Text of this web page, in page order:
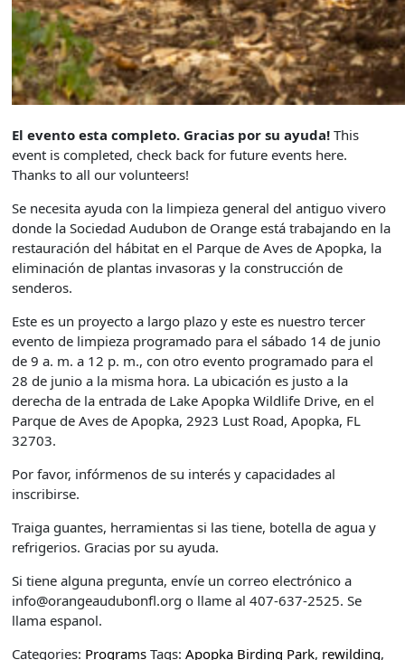
El evento esta completo. Gracias por su ayuda! This
event is completed, check back for future events here.
Thanks to all our volunteers!
Se necesita ayuda con la limpieza general del antiguo vivero
donde la Sociedad Audubon de Orange está trabajando en la
restauración del hábitat en el Parque de Aves de Apopka, la
eliminación de plantas invasoras y la construcción de
senderos.
Este es un proyecto a largo plazo y este es nuestro tercer
evento de limpieza programado para el sábado 14 de junio
de 9 a. m. a 12 p. m., con otro evento programado para el
28 de junio a la misma hora. La ubicación es justo a la
derecha de la entrada de Lake Apopka Wildlife Drive, en el
Parque de Aves de Apopka, 2923 Lust Road, Apopka, FL
32703.
Por favor, infórmenos de su interés y capacidades al
inscribirse.
Traiga guantes, herramientas si las tiene, botella de agua y
refrigerios. Gracias por su ayuda.
Si tiene alguna pregunta, envíe un correo electrónico a
info@orangeaudubonfl.org o llame al 407-637-2525. Se
llama espanol.
Categories: Programs Tags:Apopka Birding Park, rewilding,